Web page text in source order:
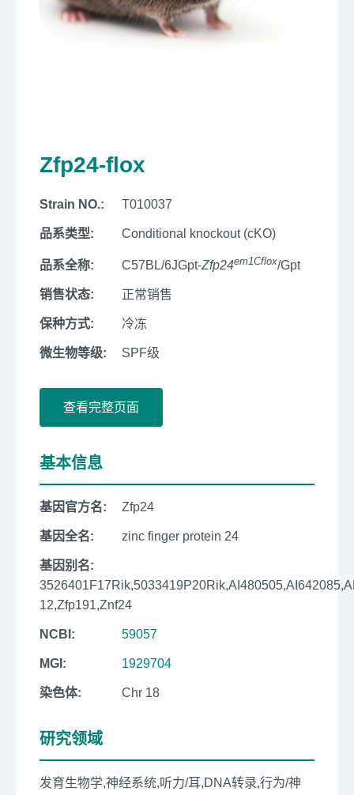
Zfp24-flox
Strain NO.: T010037
品系类型: Conditional knockout (cKO)
品系全称: C57BL/6JGpt-Zfp24em1Cflox/Gpt
销售状态: 正常销售
保种方式: 冷冻
微生物等级: SPF级
查看完整页面
基本信息
基因官方名: Zfp24
基因全名: zinc finger protein 24
基因别名:
12,Zfp191,Znf24
NCBI: 59057
MGI: 1929704
染色体: Chr 18
研究领域
发育生物学,神经系统,听力/耳,DNA转录,行为/神